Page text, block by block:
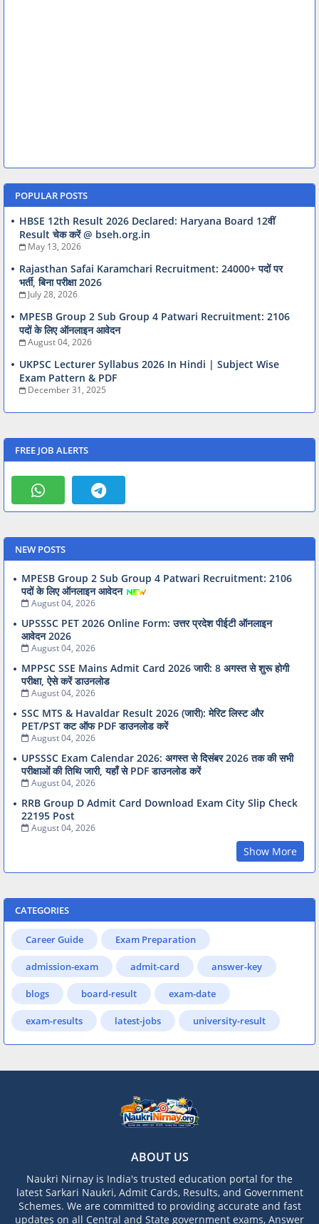
POPULAR POSTS
HBSE 12th Result 2026 Declared: Haryana Board 12वीं
Result चेक करें @ bseh.org.in
May 13, 2026
Rajasthan Safai Karamchari Recruitment: 24000+ पदों पर
भर्ती, बिना परीक्षा 2026
July 28, 2026
MPESB Group 2 Sub Group 4 Patwari Recruitment: 2106
पदों के लिए ऑनलाइन आवेदन
August 04, 2026
UKPSC Lecturer Syllabus 2026 In Hindi | Subject Wise
Exam Pattern & PDF
December 31, 2025
FREE JOB ALERTS
NEW POSTS
MPESB Group 2 Sub Group 4 Patwari Recruitment: 2106
पदों के लिए ऑनलाइन आवेदन
August 04, 2026
UPSSSC PET 2026 Online Form: उत्तर प्रदेश पीईटी ऑनलाइन
आवेदन 2026
August 04, 2026
MPPSC SSE Mains Admit Card 2026 जारी: 8 अगस्त से शुरू होगी
परीक्षा, ऐसे करें डाउनलोड
August 04, 2026
SSC MTS & Havaldar Result 2026 (जारी): मेरिट लिस्ट और
PET/PST कट ऑफ PDF डाउनलोड करें
August 04, 2026
UPSSSC Exam Calendar 2026: अगस्त से दिसंबर 2026 तक की सभी
परीक्षाओं की तिथि जारी, यहाँ से PDF डाउनलोड करें
August 04, 2026
RRB Group D Admit Card Download Exam City Slip Check
22195 Post
August 04, 2026
Show More
CATEGORIES
Career Guide Exam Preparation
admission-exam admit-card answer-key
blogs board-result exam-date
exam-results latest-jobs university-result
ABOUT US
Naukri Nirnay is India's trusted education portal for the
latest Sarkari Naukri, Admit Cards, Results, and Government
Schemes. We are committed to providing accurate and fast
updates on all Central and State government exams, Answer